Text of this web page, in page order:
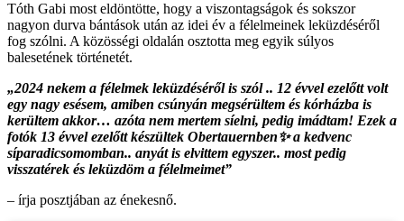
Tóth Gabi most eldöntötte, hogy a viszontagságok és sokszor
nagyon durva bántások után az idei év a félelmeinek leküzdéséről
fog szólni. A közösségi oldalán osztotta meg egyik súlyos
balesetének történetét.
„2024 nekem a félelmek leküzdéséről is szól .. 12 évvel ezelőtt volt
egy nagy esésem, amiben csúnyán megsérültem és kórházba is
kerültem akkor… azóta nem mertem síelni, pedig imádtam! Ezek a
fotók 13 évvel ezelőtt készültek Obertauernben✨ a kedvenc
síparadicsomomban.. anyát is elvittem egyszer.. most pedig
visszatérek és leküzdöm a félelmeimet”
– írja posztjában az énekesnő.